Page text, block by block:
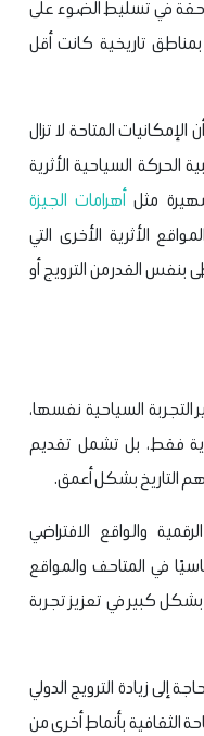
في تسليط الضوء على
تاريخية كانت أقل
المتاحة لا تزال
الحركة السياحية الأثرية
مثل أهرامات الجيزة
الأثرية الأخرى التي
بنفس القدر من الترويج أو
السياحية نفسها،
فقط، بل تشمل تقديم
التاريخ بشكل أعمق.
والواقع الافتراضي
في المتاحف والمواقع
كبير في تعزيز تجربة
إلى زيادة الترويج الدولي
الثقافية بأنماط أخرى من